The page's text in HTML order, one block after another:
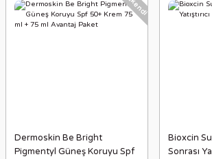
Dermoskin Be Bright
Pigmentyl Güneş Koruyu Spf
Bioxcin
Sonrası